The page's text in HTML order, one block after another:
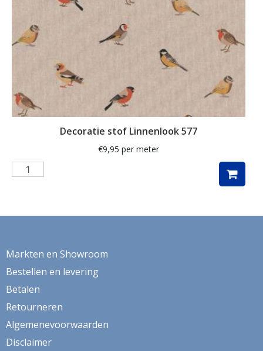
Magnolia
mandala
margriet
margrietje
maritiem
meisje
meubelstof
mini monte carlo
mode
molen
mozaïek
Decoratie stof Linnenlook 577
€9,95 per meter
Markten en Showroom
Bestellen en levering
Betalen
Retourneren
Algemenevoorwaarden
Disclaimer